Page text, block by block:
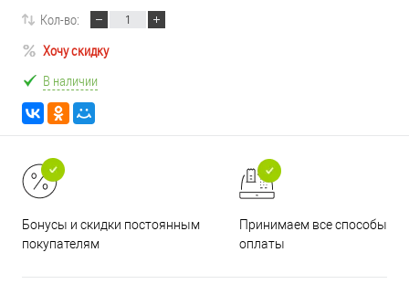
Кол-во:
Хочу скидку
В наличии
Бонусы и скидки постоянным
покупателям
Принимаем все способы
оплаты